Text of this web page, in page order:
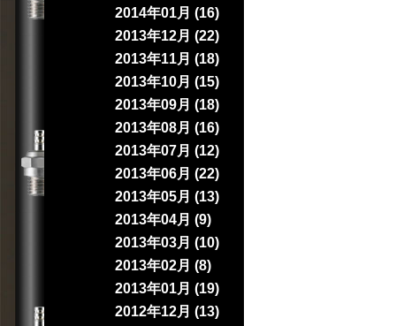
2014年01月 (16)
2013年12月 (22)
2013年11月 (18)
2013年10月 (15)
2013年09月 (18)
2013年08月 (16)
2013年07月 (12)
2013年06月 (22)
2013年05月 (13)
2013年04月 (9)
2013年03月 (10)
2013年02月 (8)
2013年01月 (19)
2012年12月 (13)